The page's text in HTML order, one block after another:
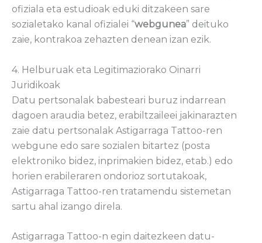
ofiziala eta estudioak eduki ditzakeen sare
sozialetako kanal ofizialei “webgunea” deituko
zaie, kontrakoa zehazten denean izan ezik.
4. Helburuak eta Legitimaziorako Oinarri
Juridikoak
Datu pertsonalak babesteari buruz indarrean
dagoen araudia betez, erabiltzaileei jakinarazten
zaie datu pertsonalak Astigarraga Tattoo-ren
webgune edo sare sozialen bitartez (posta
elektroniko bidez, inprimakien bidez, etab.) edo
horien erabileraren ondorioz sortutakoak,
Astigarraga Tattoo-ren tratamendu sistemetan
sartu ahal izango direla.
Astigarraga Tattoo-n egin daitezkeen datu-